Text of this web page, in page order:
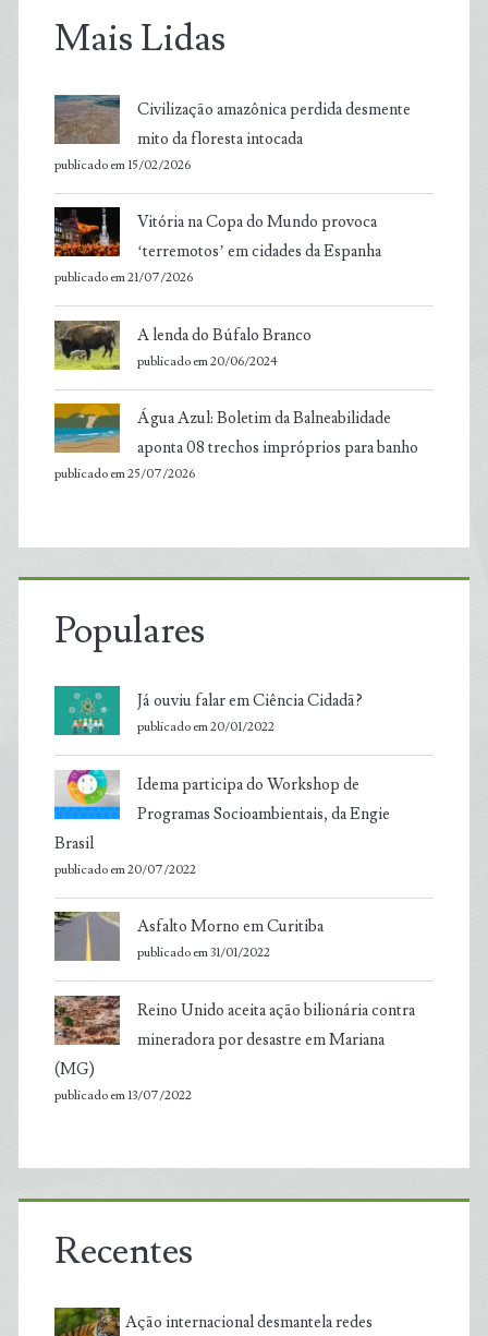
Mais Lidas
Civilização amazônica perdida desmente
mito da floresta intocada
publicado em 15/02/2026
Vitória na Copa do Mundo provoca
‘terremotos’ em cidades da Espanha
publicado em 21/07/2026
A lenda do Búfalo Branco
publicado em 20/06/2024
Água Azul: Boletim da Balneabilidade
aponta 08 trechos impróprios para banho
publicado em 25/07/2026
Populares
Já ouviu falar em Ciência Cidadã?
publicado em 20/01/2022
Idema participa do Workshop de
Programas Socioambientais, da Engie
Brasil
publicado em 20/07/2022
Asfalto Morno em Curitiba
publicado em 31/01/2022
Reino Unido aceita ação bilionária contra
mineradora por desastre em Mariana
(MG)
publicado em 13/07/2022
Recentes
Ação internacional desmantela redes